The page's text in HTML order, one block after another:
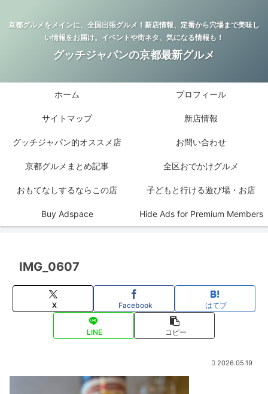
京都グルメをメインに、全国出張グルメ！新店情報、定番から穴場まで美味し
い情報をお届け。イベントや街ネタ、気になる情報も！
グッチジャパンの京都最新グルメ
ホーム プロフィール
サイトマップ 新店情報
グッチジャパン的オススメ店 お問い合わせ
京都グルメまとめ記事 全区おでかけグルメ
おもてなしするならこの店 子どもと行ける遊び場・お店
Buy Adspace Hide Ads for Premium Members
IMG_0607
X Facebook はてブ
LINE コピー
2026.05.19